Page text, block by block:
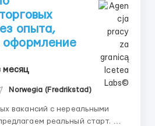
опыта,
оформление
месяц
Norwegia (Fredrikstad)
вакансий с нереальными
реальный старт. 👤